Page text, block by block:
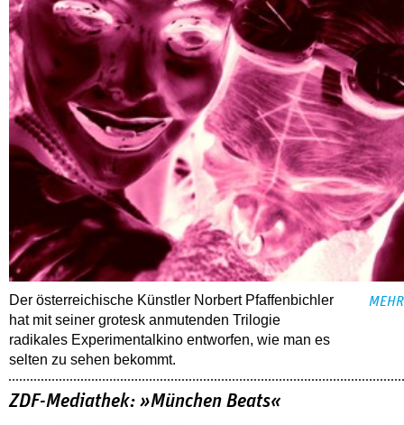
Der österreichische Künstler Norbert Pfaffenbichler
hat mit seiner grotesk anmutenden Trilogie
radikales Experimentalkino entworfen, wie man es
selten zu sehen bekommt.
MEHR
ZDF-Mediathek: »München Beats«